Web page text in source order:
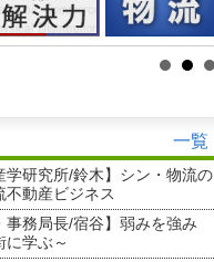
一覧
学研究所/鈴木】シン・物流の
不動産ビジネス
事務局長/宿谷】弱みを強み
に学ぶ～